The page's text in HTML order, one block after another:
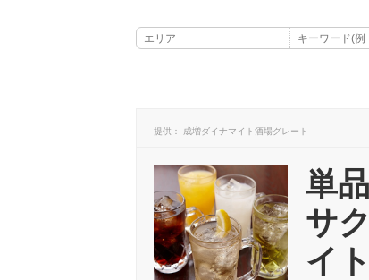
提供： 成増ダイナマイト酒場グレート
単
サ
イ